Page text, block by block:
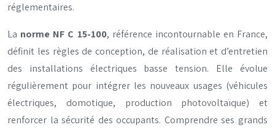
réglementaires.
La norme NF C 15-100, référence incontournable en France,
définit les règles de conception, de réalisation et d’entretien
des installations électriques basse tension. Elle évolue
régulièrement pour intégrer les nouveaux usages (véhicules
électriques, domotique, production photovoltaïque) et
renforcer la sécurité des occupants. Comprendre ses grands